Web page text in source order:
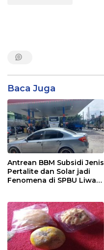
Baca Juga
Antrean BBM Subsidi Jenis
Pertalite dan Solar jadi
Fenomena di SPBU Liwa